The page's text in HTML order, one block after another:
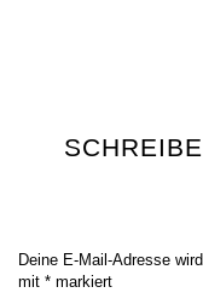
Deine E-Mail-Adresse
mit * markiert